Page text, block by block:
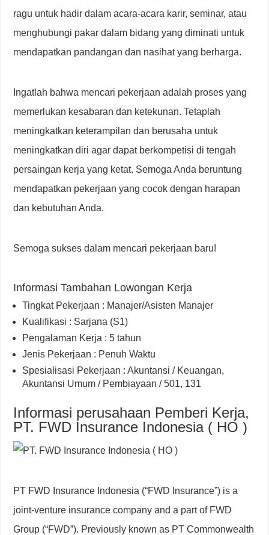
ragu untuk hadir dalam acara-acara karir, seminar, atau
menghubungi pakar dalam bidang yang diminati untuk
mendapatkan pandangan dan nasihat yang berharga.
Ingatlah bahwa mencari pekerjaan adalah proses yang
memerlukan kesabaran dan ketekunan. Tetaplah
meningkatkan keterampilan dan berusaha untuk
meningkatkan diri agar dapat berkompetisi di tengah
persaingan kerja yang ketat. Semoga Anda beruntung
mendapatkan pekerjaan yang cocok dengan harapan
dan kebutuhan Anda.
Semoga sukses dalam mencari pekerjaan baru!
Informasi Tambahan Lowongan Kerja
Tingkat Pekerjaan : Manajer/Asisten Manajer
Kualifikasi : Sarjana (S1)
Pengalaman Kerja : 5 tahun
Jenis Pekerjaan : Penuh Waktu
Spesialisasi Pekerjaan : Akuntansi / Keuangan,
Akuntansi Umum / Pembiayaan / 501, 131
Informasi perusahaan Pemberi Kerja,
PT. FWD Insurance Indonesia ( HO )
PT FWD Insurance Indonesia (“FWD Insurance”) is a
joint-venture insurance company and a part of FWD
Group (“FWD”). Previously known as PT Commonwealth